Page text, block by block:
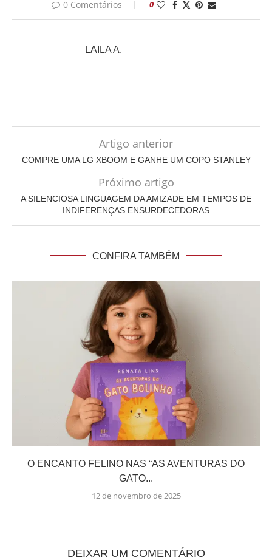
0 Comentários 0
LAILA A.
Artigo anterior
COMPRE UMA LG XBOOM E GANHE UM COPO STANLEY
Próximo artigo
A SILENCIOSA LINGUAGEM DA AMIZADE EM TEMPOS DE
INDIFERENÇAS ENSURDECEDORAS
CONFIRA TAMBÉM
O ENCANTO FELINO NAS “AS AVENTURAS DO
GATO...
12 de novembro de 2025
DEIXAR UM COMENTÁRIO